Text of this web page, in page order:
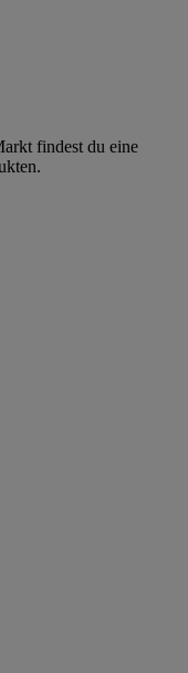
findest du eine